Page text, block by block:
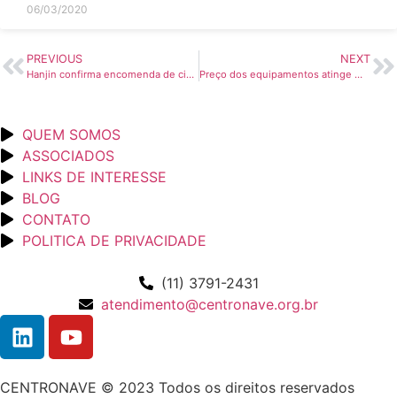
06/03/2020
PREVIOUS
Hanjin confirma encomenda de cinco porta-contêineres – Guia Marítimo
NEXT
Preço dos equipamentos atinge maior alta – Guia Marítimo
QUEM SOMOS
ASSOCIADOS
LINKS DE INTERESSE
BLOG
CONTATO
POLITICA DE PRIVACIDADE
(11) 3791-2431
atendimento@centronave.org.br
CENTRONAVE © 2023 Todos os direitos reservados